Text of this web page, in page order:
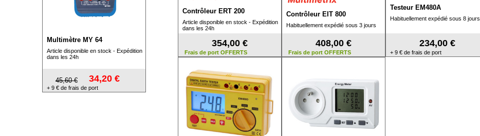
Multimètre MY 64
Article disponible en stock - Expédition
dans les 24h
45,60 € 34,20 €
+ 9 € de frais de port
Contrôleur ERT 200
Article disponible en stock - Expédition
dans les 24h
354,00 €
Frais de port OFFERTS
Contrôleur EIT 800
Habituellement expédié sous 3 jours
408,00 €
Frais de port OFFERTS
Testeur EM480A
Habituellement expédié sous 8 jours
234,00 €
+ 9 € de frais de port